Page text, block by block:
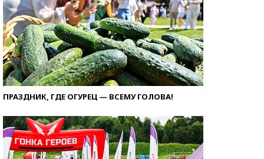
ПРАЗДНИК, ГДЕ ОГУРЕЦ — ВСЕМУ ГОЛОВА!